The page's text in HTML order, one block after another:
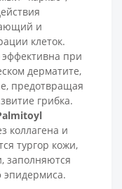
и
клеток.
эффективна при
дерматите,
предотвращая
грибка.
коллагена и
тургор кожи,
заполняются